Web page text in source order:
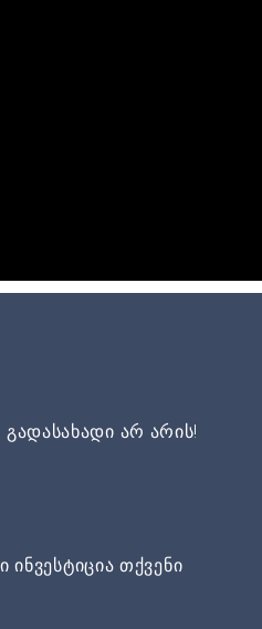
არ არის!
ინვესტიცია თქვენი